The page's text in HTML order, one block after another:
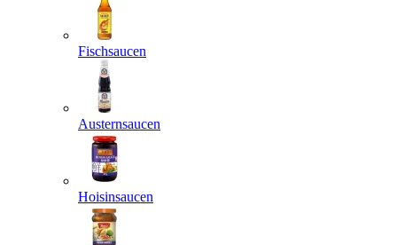
Fischsaucen
Austernsaucen
Hoisinsaucen